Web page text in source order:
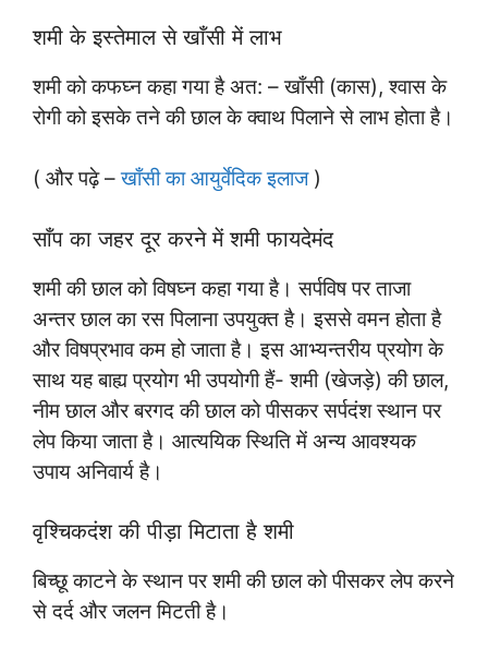
शमी के इस्तेमाल से खाँसी में लाभ
शमी को कफघ्न कहा गया है अत: – खाँसी (कास), श्वास के
रोगी को इसके तने की छाल के क्वाथ पिलाने से लाभ होता है।
( और पढ़े –खाँसी का आयुर्वेदिक इलाज)
साँप का जहर दूर करने में शमी फायदेमंद
शमी की छाल को विषघ्न कहा गया है। सर्पविष पर ताजा
अन्तर छाल का रस पिलाना उपयुक्त है। इससे वमन होता है
और विषप्रभाव कम हो जाता है। इस आभ्यन्तरीय प्रयोग के
साथ यह बाह्य प्रयोग भी उपयोगी हैं- शमी (खेजड़े) की छाल,
नीम छाल और बरगद की छाल को पीसकर सर्पदंश स्थान पर
लेप किया जाता है। आत्ययिक स्थिति में अन्य आवश्यक
उपाय अनिवार्य है।
वृश्चिकदंश की पीड़ा मिटाता है शमी
बिच्छू काटने के स्थान पर शमी की छाल को पीसकर लेप करने
से दर्द और जलन मिटती है।